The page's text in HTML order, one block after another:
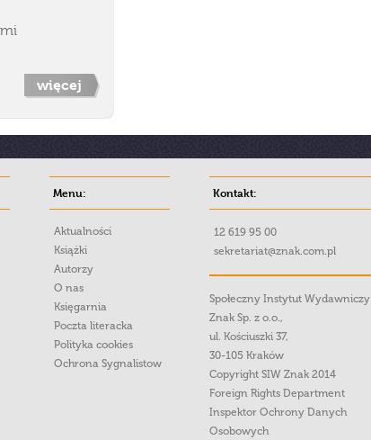
więcej
Menu:
Aktualności
Książki
Autorzy
O nas
Księgarnia
Poczta literacka
Polityka cookies
Ochrona Sygnalistow
Kontakt:
12 619 95 00
sekretariat@znak.com.pl
Społeczny Instytut Wydawniczy
Znak Sp. z o.o.,
ul. Kościuszki 37,
30-105 Kraków
Copyright SIW Znak 2014
Foreign Rights Department
Inspektor Ochrony Danych
Osobowych